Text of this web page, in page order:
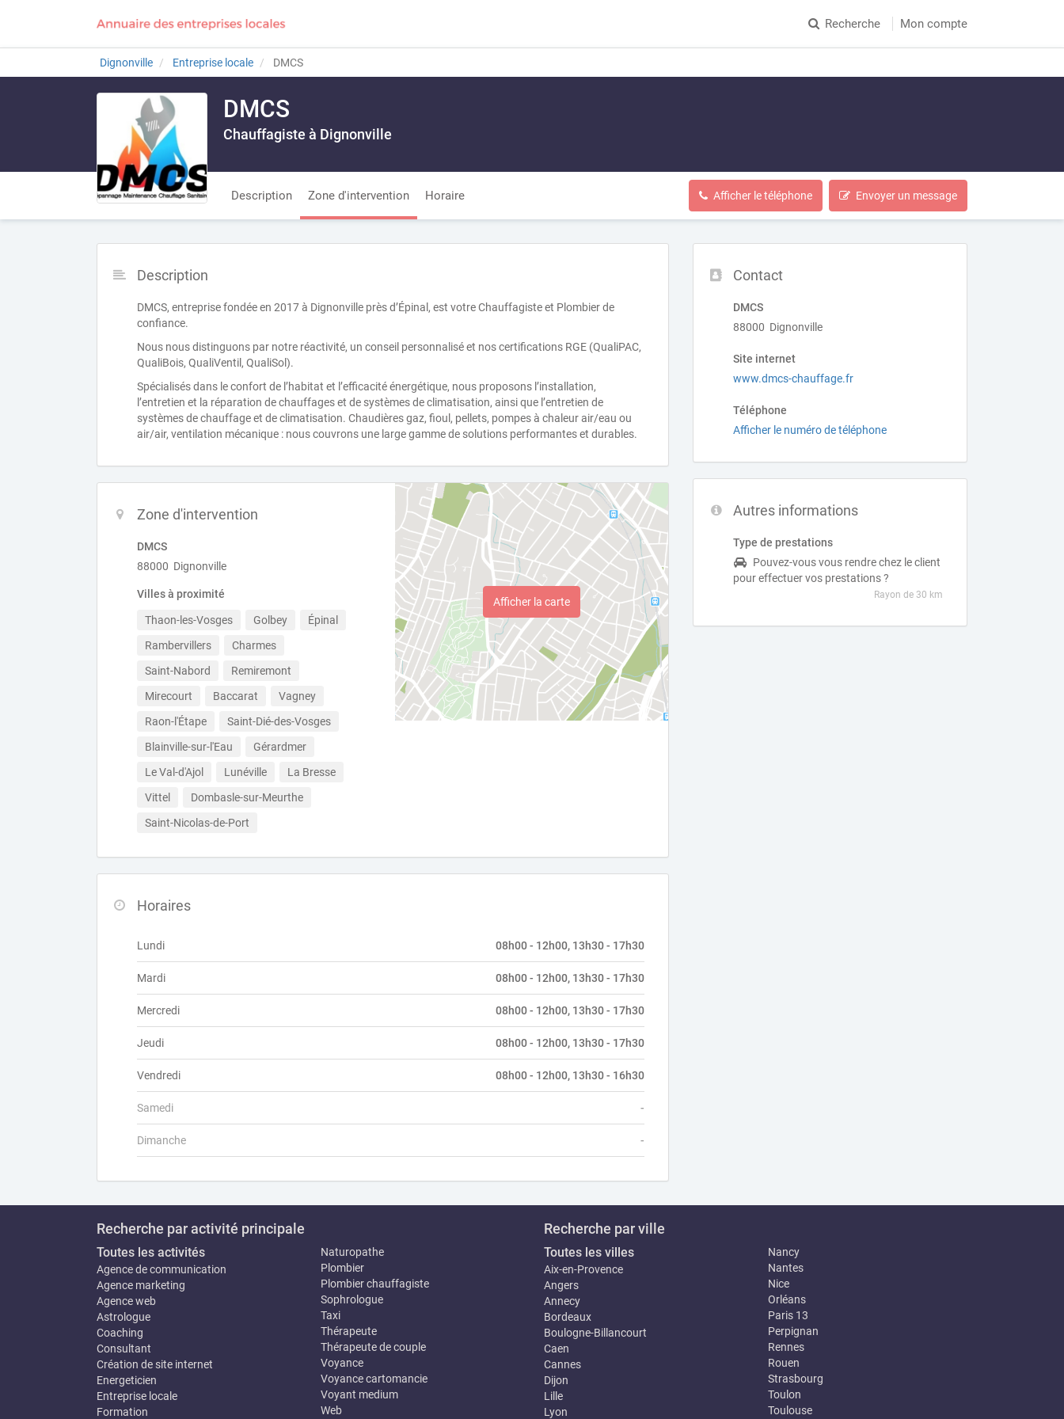
Recherche Mon compte
Dignonville Entreprise locale DMCS
DMCS
Chauffagiste à Dignonville
Description Zone d'intervention Horaire Afficher le téléphone Envoyer un message
Contact
DMCS
88000 Dignonville
Site internet
www.dmcs-chauffage.fr
Téléphone
Afficher le numéro de téléphone
Autres informations
Type de prestations
Pouvez-vous vous rendre chez le client
pour effectuer vos prestations ?
Rayon de 30 km
Description
DMCS, entreprise fondée en 2017 à Dignonville près d’Épinal, est votre Chauffagiste et Plombier de
confiance.
Nous nous distinguons par notre réactivité, un conseil personnalisé et nos certifications RGE (QualiPAC,
QualiBois, QualiVentil, QualiSol).
Spécialisés dans le confort de l’habitat et l’efficacité énergétique, nous proposons l’installation,
l’entretien et la réparation de chauffages et de systèmes de climatisation, ainsi que l’entretien de
systèmes de chauffage et de climatisation. Chaudières gaz, fioul, pellets, pompes à chaleur air/eau ou
air/air, ventilation mécanique : nous couvrons une large gamme de solutions performantes et durables.
Zone d'intervention
DMCS
88000 Dignonville
Villes à proximité
Thaon-les-Vosges Golbey
Épinal
Rambervillers
Charmes
Saint-Nabord
Remiremont
Mirecourt
Baccarat
Vagney
Raon-l'Étape
Saint-Dié-des-Vosges
Blainville-sur-l'Eau
Gérardmer
Le Val-d'Ajol
Lunéville
La Bresse
Vittel
Dombasle-sur-Meurthe
Saint-Nicolas-de-Port
Afficher la carte
Horaires
Lundi 08h00 - 12h00, 13h30 - 17h30
Mardi 08h00 - 12h00, 13h30 - 17h30
Mercredi 08h00 - 12h00, 13h30 - 17h30
Jeudi 08h00 - 12h00, 13h30 - 17h30
Vendredi 08h00 - 12h00, 13h30 - 16h30
Samedi -
Dimanche -
Recherche par activité principale
Toutes les activités
Agence de communication
Agence marketing
Agence web
Astrologue
Coaching
Consultant
Création de site internet
Energeticien
Entreprise locale
Formation
Naturopathe
Plombier
Plombier chauffagiste
Sophrologue
Taxi
Thérapeute
Thérapeute de couple
Voyance
Voyance cartomancie
Voyant medium
Web
Recherche par ville
Toutes les villes
Aix-en-Provence
Angers
Annecy
Bordeaux
Boulogne-Billancourt
Caen
Cannes
Dijon
Lille
Lyon
Nancy
Nantes
Nice
Orléans
Paris 13
Perpignan
Rennes
Rouen
Strasbourg
Toulon
Toulouse